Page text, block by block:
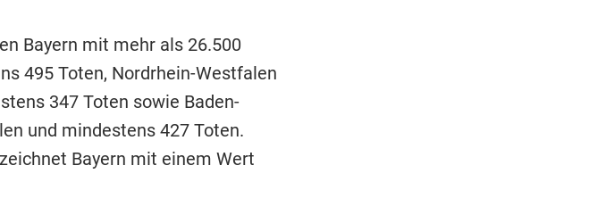
Bayern mit mehr als 26.500
495 Toten, Nordrhein-Westfalen
347 Toten sowie Baden-
und mindestens 427 Toten.
Bayern mit einem Wert